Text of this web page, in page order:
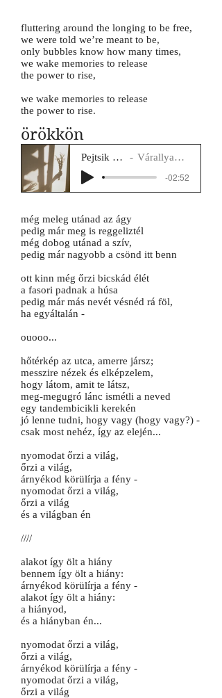
fluttering around the longing to be free,
we were told we’re meant to be,
only bubbles know how many times,
we wake memories to release
the power to rise,
we wake memories to release
the power to rise.
örökkön
Pejtsik Panna Várallyay Katus
-02:52
még meleg utánad az ágy
pedig már meg is reggeliztél
még dobog utánad a szív,
pedig már nagyobb a csönd itt benn
ott kinn még őrzi bicskád élét
a fasori padnak a húsa
pedig már más nevét vésnéd rá föl,
ha egyáltalán -
ouooo...
hőtérkép az utca, amerre jársz;
messzire nézek és elképzelem,
hogy látom, amit te látsz,
meg-megugró lánc ismétli a neved
egy tandembicikli kerekén
jó lenne tudni, hogy vagy (hogy vagy?) -
csak most nehéz, így az elején...
nyomodat őrzi a világ,
őrzi a világ,
árnyékod körülírja a fény -
nyomodat őrzi a világ,
őrzi a világ
és a világban én
////
alakot így ölt a hiány
bennem így ölt a hiány:
árnyékod körülírja a fény -
alakot így ölt a hiány:
a hiányod,
és a hiányban én...
nyomodat őrzi a világ,
őrzi a világ,
árnyékod körülírja a fény -
nyomodat őrzi a világ,
őrzi a világ